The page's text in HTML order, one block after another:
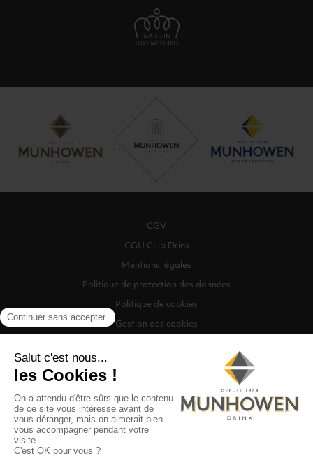
CGV
CGU Club Drinx
Mentions légales
Politique de protection des données
Politique de cookies
Gestion des cookies
©2026 Munhowen Drinx / Tous droits réservés
Digitalised by